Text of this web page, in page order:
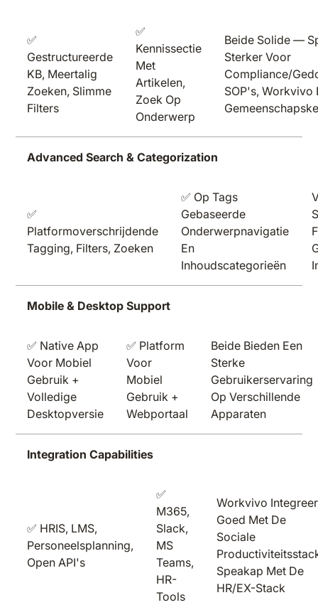
✅
Gestructureerde
KB, Meertalig
Zoeken, Slimme
Filters
✅
Kennissectie
Met
Artikelen,
Zoek Op
Onderwerp
Beide Solide —
Sterker Voor
Compliance/
SOP's, Workvivo
Advanced Search & Categorization
✅
Platformoverschrijdende
Tagging, Filters, Zoeken
✅ Op Tags
Gebaseerde
Onderwerpnavigatie
En
Inhoudscategorieën
Mobile & Desktop Support
✅ Native App
Voor Mobiel
Gebruik +
Volledige
Desktopversie
✅ Platform
Voor
Mobiel
Gebruik +
Webportaal
Beide Bieden Een
Sterke
Gebruikerservaring
Op Verschillende
Apparaten
Integration Capabilities
✅ HRIS, LMS,
Personeelsplanning,
Open API's
✅
M365,
Slack,
MS
Teams,
HR-
Tools
Workvivo
Goed Met De
Sociale
Speakap Met De
HR/EX-Stack